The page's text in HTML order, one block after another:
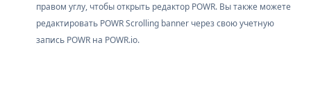
правом углу, чтобы открыть редактор POWR. Вы также можете
редактировать POWR Scrolling banner через свою учетную
запись POWR на POWR.io.